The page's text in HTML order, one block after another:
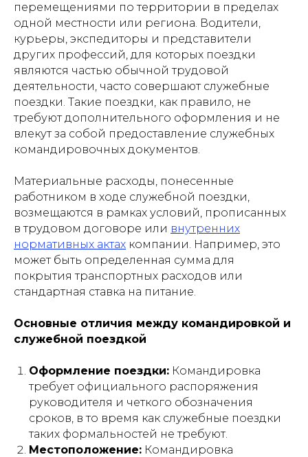
перемещениями по территории в пределах
одной местности или региона. Водители,
курьеры, экспедиторы и представители
других профессий, для которых поездки
являются частью обычной трудовой
деятельности, часто совершают служебные
поездки. Такие поездки, как правило, не
требуют дополнительного оформления и не
влекут за собой предоставление служебных
командировочных документов.
Материальные расходы, понесенные
работником в ходе служебной поездки,
возмещаются в рамках условий, прописанных
в трудовом договоре или внутренних
нормативных актах компании. Например, это
может быть определенная сумма для
покрытия транспортных расходов или
стандартная ставка на питание.
Основные отличия между командировкой и
служебной поездкой
Оформление поездки: Командировка
требует официального распоряжения
руководителя и четкого обозначения
сроков, в то время как служебные поездки
таких формальностей не требуют.
Местоположение: Командировка